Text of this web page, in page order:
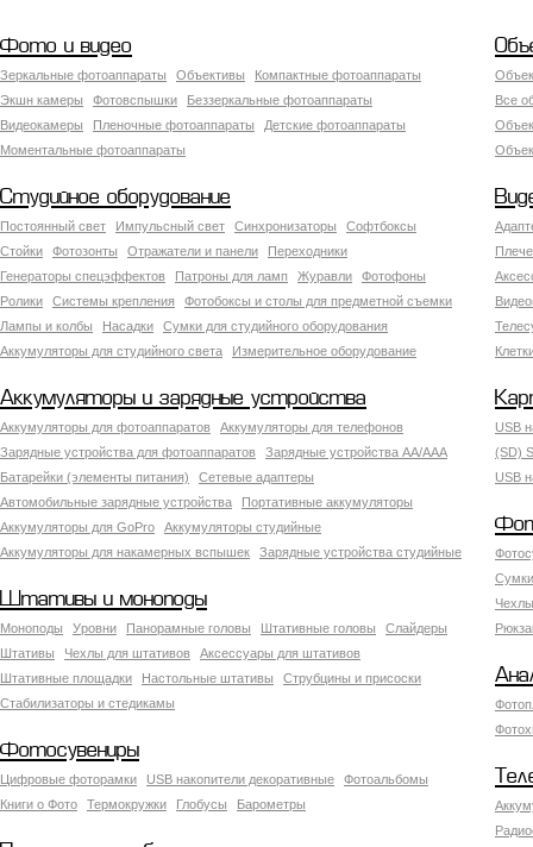
Фото и видео
Зеркальные фотоаппараты Объективы
Компактные фотоаппараты
Экшн камеры
Фотовспышки
Беззеркальные фотоаппараты
Видеокамеры
Пленочные фотоаппараты
Детские фотоаппараты
Моментальные фотоаппараты
Все
Студийное оборудование
Постоянный свет Импульсный свет Синхронизаторы
Софтбоксы
Стойки
Фотозонты Отражатели и панели
Переходники
Генераторы спецэффектов
Патроны для ламп Журавли
Фотофоны
Ролики
Системы крепления
Фотобоксы и столы для предметной съемки
Лампы и колбы
Насадки
Сумки для студийного оборудования
Аккумуляторы для студийного света
Измерительное оборудование
Аккумуляторы и зарядные устройства
Аккумуляторы для фотоаппаратов
Аккумуляторы для телефонов
Зарядные устройства для фотоаппаратов
Зарядные устройства AA/AAA
Батарейки (элементы питания)
Сетевые адаптеры
Автомобильные зарядные устройства
Портативные аккумуляторы
Аккумуляторы для GoPro
Аккумуляторы студийные
Аккумуляторы для накамерных вспышек
Зарядные устройства студийные
USB
(SD)
USB
Штативы и моноподы
Моноподы Уровни Панорамные головы Штативные головы
Слайдеры
Штативы
Чехлы для штативов
Аксессуары для штативов
Штативные площадки
Настольные штативы
Струбцины и присоски
Стабилизаторы и стедикамы
Фотосувениры
Цифровые фоторамки USB накопители декоративные
Фотоальбомы
Книги о Фото
Термокружки Глобусы Барометры